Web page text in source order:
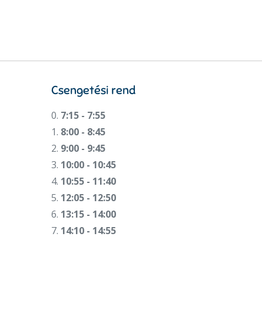
Csengetési rend
0. 7:15 - 7:55
1. 8:00 - 8:45
2. 9:00 - 9:45
3. 10:00 - 10:45
4. 10:55 - 11:40
5. 12:05 - 12:50
6. 13:15 - 14:00
7. 14:10 - 14:55